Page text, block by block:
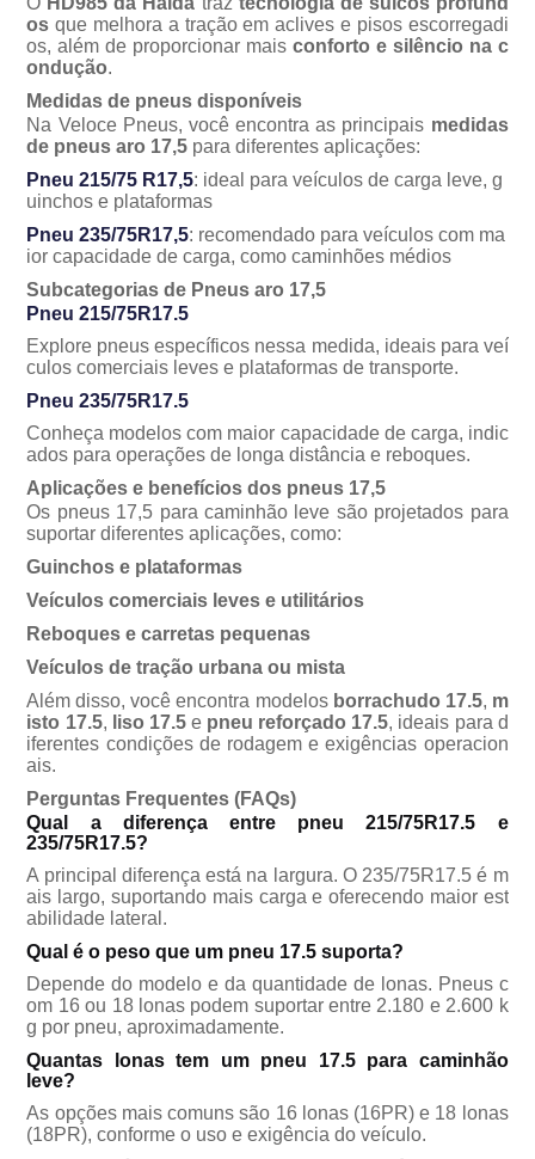
os que melhora a tração em aclives e pisos escorregadi
os, além de proporcionar mais conforto e silêncio na c
ondução.
Medidas de pneus disponíveis
Na Veloce Pneus, você encontra as principais medidas
de pneus aro 17,5 para diferentes aplicações:
Pneu 215/75 R17,5: ideal para veículos de carga leve, g
uinchos e plataformas
Pneu 235/75R17,5: recomendado para veículos com ma
ior capacidade de carga, como caminhões médios
Subcategorias de Pneus aro 17,5
Pneu 215/75R17.5
Explore pneus específicos nessa medida, ideais para veí
culos comerciais leves e plataformas de transporte.
Pneu 235/75R17.5
Conheça modelos com maior capacidade de carga, indic
ados para operações de longa distância e reboques.
Aplicações e benefícios dos pneus 17,5
Os pneus 17,5 para caminhão leve são projetados para
suportar diferentes aplicações, como:
Guinchos e plataformas
Veículos comerciais leves e utilitários
Reboques e carretas pequenas
Veículos de tração urbana ou mista
Além disso, você encontra modelos borrachudo 17.5, m
isto 17.5, liso 17.5e pneu reforçado 17.5, ideais para d
iferentes condições de rodagem e exigências operacion
ais.
Perguntas Frequentes (FAQs)
Qual a diferença entre pneu 215/75R17.5 e
235/75R17.5?
A principal diferença está na largura. O 235/75R17.5 é m
ais largo, suportando mais carga e oferecendo maior est
abilidade lateral.
Qual é o peso que um pneu 17.5 suporta?
Depende do modelo e da quantidade de lonas. Pneus c
om 16 ou 18 lonas podem suportar entre 2.180 e 2.600 k
g por pneu, aproximadamente.
Quantas lonas tem um pneu 17.5 para caminhão
leve?
As opções mais comuns são 16 lonas (16PR) e 18 lonas
(18PR), conforme o uso e exigência do veículo.